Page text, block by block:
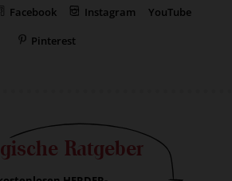
Facebook Instagram
YouTube
Pinterest
Ratgeber